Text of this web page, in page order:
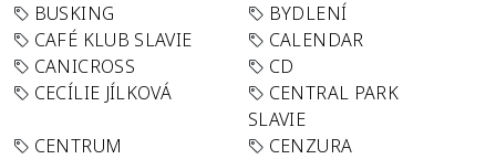
BUSKING
BYDLENÍ
CAFÉ KLUB SLAVIE
CALENDAR
CANICROSS
CD
CECÍLIE JÍLKOVÁ
CENTRAL PARK
SLAVIE
CENTRUM
CENZURA